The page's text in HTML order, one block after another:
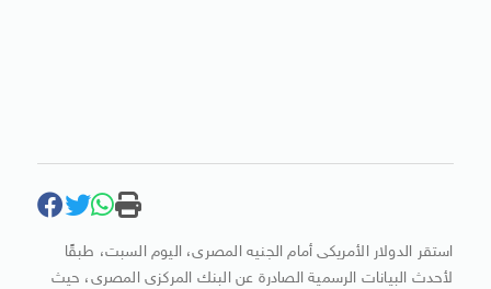
استقر الدولار الأمريكى أمام الجنيه المصرى، اليوم السبت، طبقًا
لأحدث البيانات الرسمية الصادرة عن البنك المركزى المصرى، حيث